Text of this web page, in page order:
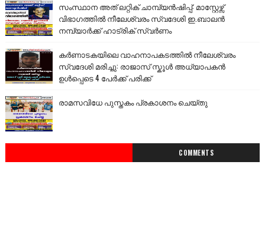
സംസ്ഥാന അത് ലറ്റിക് ചാമ്പ്യൻഷിപ്പ്: മാസ്റ്റേഴ്സ്
വിഭാഗത്തിൽ നീലേശ്വരം സ്വദേശി ഇ.ബാലൻ
നമ്പ്യാർക്ക് ഹാട്രിക് സ്വർണം
കർണാടകയിലെ വാഹനാപകടത്തിൽ നീലേശ്വരം
സ്വദേശി മരിച്ചു: രാജാസ് സ്കൂൾ അധ്യാപകൻ
ഉൾപ്പെടെ 4 പേർക്ക് പരിക്ക്
രാമസവിധേ പുസ്തകം പ്രകാശനം ചെയ്തു
COMMENTS